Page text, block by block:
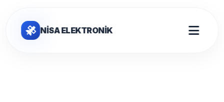
NİSA ELEKTRONİK